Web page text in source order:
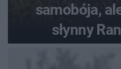
samobója,
słynny